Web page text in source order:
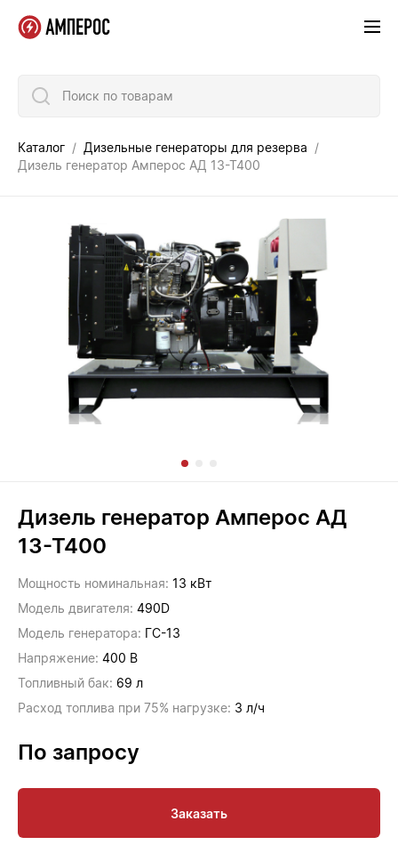
Поиск по товарам
Каталог
Дизельные генераторы для резерва
Дизель генератор Амперос АД 13-Т400
Дизель генератор Амперос АД
13-Т400
Мощность номинальная: 13 кВт
Модель двигателя: 490D
Модель генератора: ГС-13
Напряжение: 400 В
Топливный бак: 69 л
Расход топлива при 75% нагрузке: 3 л/ч
По запросу
Заказать